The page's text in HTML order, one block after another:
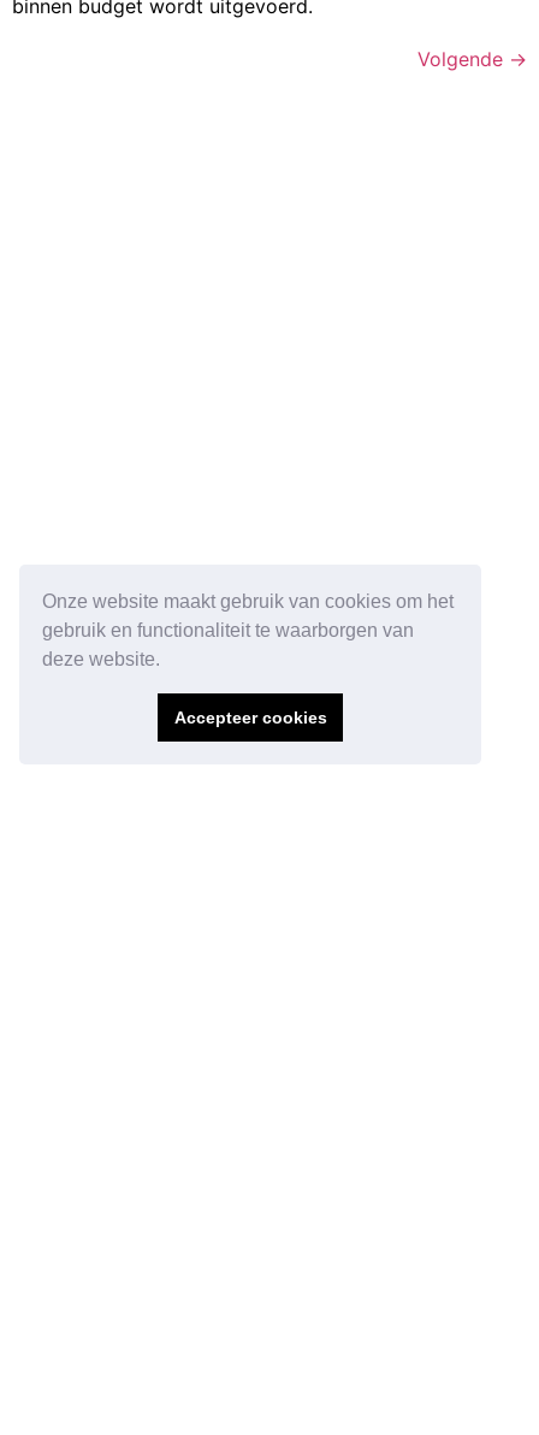
Onze website maakt gebruik van cookies om het
gebruik en functionaliteit te waarborgen van
deze website.
Accepteer cookies
binnen budget wordt uitgevoerd.
Volgende →